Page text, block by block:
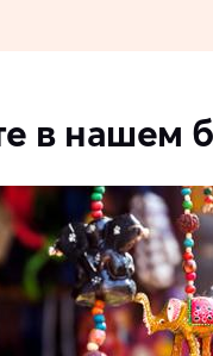
в нашем